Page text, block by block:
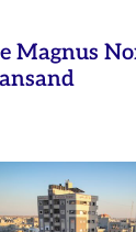
Magnus